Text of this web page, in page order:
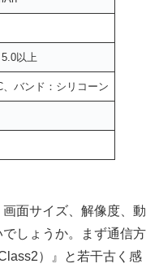
以上
バンド：シリコーン
面サイズ、解像度、動
しょうか。まず通信方
）』と若干古く感